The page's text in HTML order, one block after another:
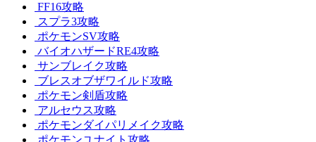
FF16攻略
スプラ3攻略
ポケモンSV攻略
バイオハザードRE4攻略
サンブレイク攻略
ブレスオブザワイルド攻略
ポケモン剣盾攻略
アルセウス攻略
ポケモンダイパリメイク攻略